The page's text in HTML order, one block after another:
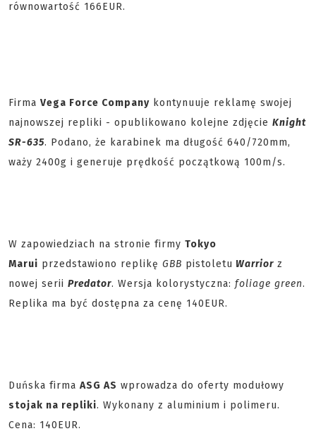
równowartość 166EUR.
Firma Vega Force Company kontynuuje reklamę swojej
najnowszej repliki - opublikowano kolejne zdjęcie Knight
SR-635. Podano, że karabinek ma długość 640/720mm,
waży 2400g i generuje prędkość początkową 100m/s.
W zapowiedziach na stronie firmy Tokyo
Marui przedstawiono replikę GBB pistoletu Warrior z
nowej serii Predator. Wersja kolorystyczna: foliage green.
Replika ma być dostępna za cenę 140EUR.
Duńska firma ASG AS wprowadza do oferty modułowy
stojak na repliki. Wykonany z aluminium i polimeru.
Cena: 140EUR.